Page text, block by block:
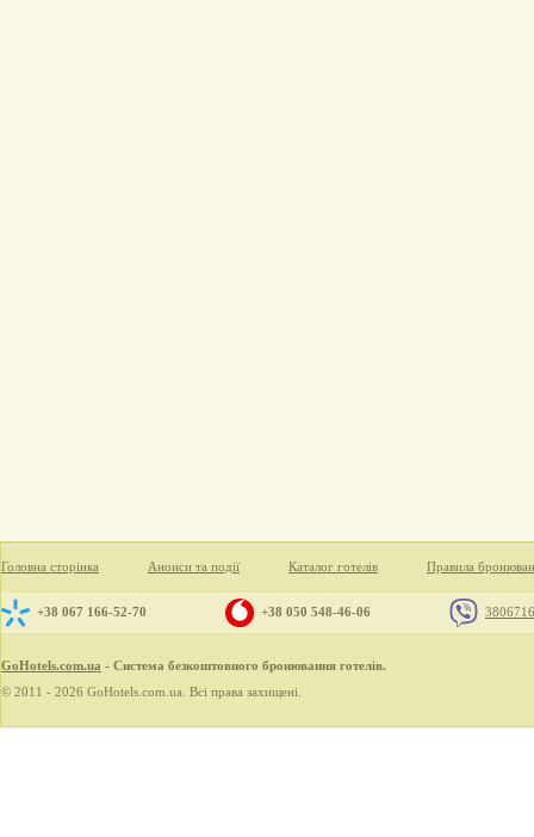
Головна сторінка Анонси та події Каталог готелів Правила
+38 067 166-52-70 +38 050 548-46-06
GoHotels.com.ua - Система безкоштовного бронювання готелів.
© 2011 - 2026 GoHotels.com.ua. Всі права захищені.